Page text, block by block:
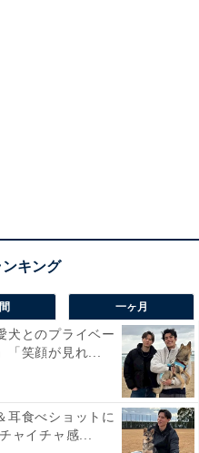
一ヶ月
犬とのプライベー
「笑顔が見れ...
耳食べショットに
ャイチャ感...